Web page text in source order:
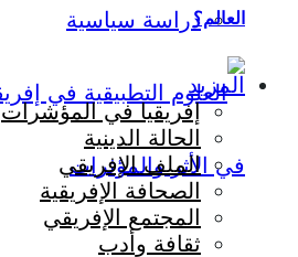
دراسة سياسيةالعالم؟
المزيد
إفريقيا في المؤشرات
الحالة الدينية
الملف الإفريقي
الصحافة الإفريقية
المجتمع الإفريقي
ثقافة وأدب